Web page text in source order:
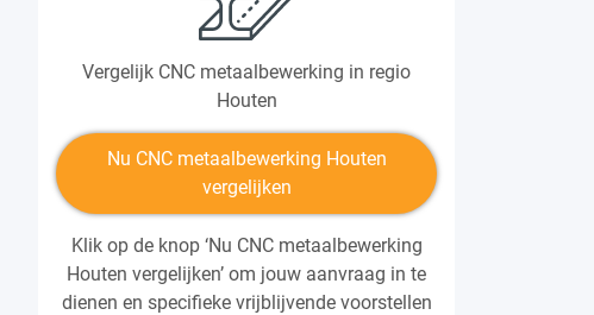
Vergelijk CNC metaalbewerking in regio
Houten
Nu CNC metaalbewerking Houten
vergelijken
Klik op de knop ‘Nu CNC metaalbewerking
Houten vergelijken’ om jouw aanvraag in te
dienen en specifieke vrijblijvende voorstellen